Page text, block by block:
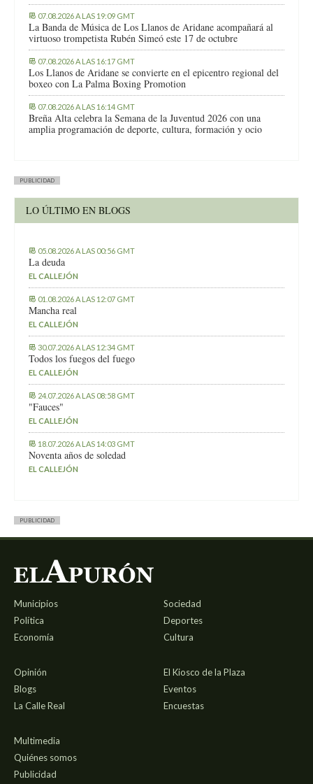
07.08.2026 A LAS 19:09 GMT
La Banda de Música de Los Llanos de Aridane acompañará al
virtuoso trompetista Rubén Simeó este 17 de octubre
07.08.2026 A LAS 16:17 GMT
Los Llanos de Aridane se convierte en el epicentro regional del
boxeo con La Palma Boxing Promotion
07.08.2026 A LAS 16:14 GMT
Breña Alta celebra la Semana de la Juventud 2026 con una
amplia programación de deporte, cultura, formación y ocio
PUBLICIDAD
LO ÚLTIMO EN BLOGS
05.08.2026 A LAS 00:56 GMT
La deuda
EL CALLEJÓN
01.08.2026 A LAS 12:07 GMT
Mancha real
EL CALLEJÓN
30.07.2026 A LAS 12:34 GMT
Todos los fuegos del fuego
EL CALLEJÓN
24.07.2026 A LAS 08:58 GMT
"Fauces"
EL CALLEJÓN
18.07.2026 A LAS 14:03 GMT
Noventa años de soledad
EL CALLEJÓN
PUBLICIDAD
Municipios
Política
Economía
Sociedad
Deportes
Cultura
Opinión
Blogs
La Calle Real
El Kiosco de la Plaza
Eventos
Encuestas
Multimedia
Quiénes somos
Publicidad